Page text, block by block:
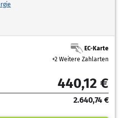
EC-Karte
+2 Weitere Zahlarten
440,12 €
2.640,74 €